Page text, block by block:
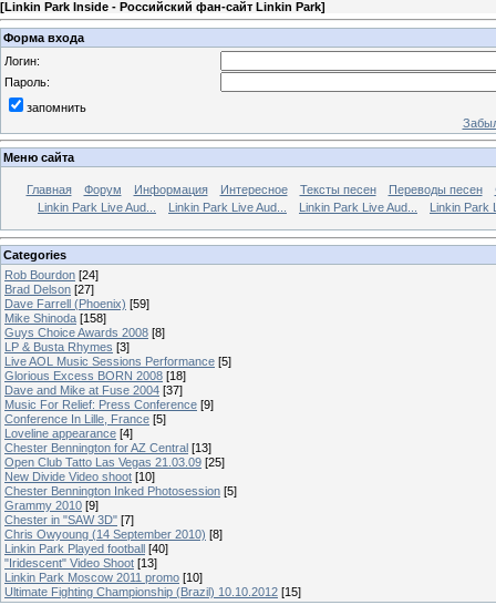
[Linkin Park Inside - Российский фан-сайт Linkin Park]
Форма входа
Логин:
Пароль:
запомнить
Меню сайта
Главная Форум Информация Интересное Тексты песен Переводы песен
Linkin Park Live Aud...
Linkin Park Live Aud... Linkin Park Live Aud... Linkin Park
Categories
Rob Bourdon [24]
Brad Delson [27]
Dave Farrell (Phoenix) [59]
Mike Shinoda [158]
Guys Choice Awards 2008 [8]
LP & Busta Rhymes [3]
Live AOL Music Sessions Performance [5]
Glorious Excess BORN 2008 [18]
Dave and Mike at Fuse 2004 [37]
Music For Relief: Press Conference [9]
Conference In Lille, France [5]
Loveline appearance [4]
Chester Bennington for AZ Central [13]
Open Club Tatto Las Vegas 21.03.09 [25]
New Divide Video shoot [10]
Chester Bennington Inked Photosession [5]
Grammy 2010 [9]
Chester in "SAW 3D" [7]
Chris Owyoung (14 September 2010) [8]
Linkin Park Played football [40]
"Iridescent" Video Shoot [13]
Linkin Park Moscow 2011 promo [10]
Ultimate Fighting Championship (Brazil) 10.10.2012 [15]